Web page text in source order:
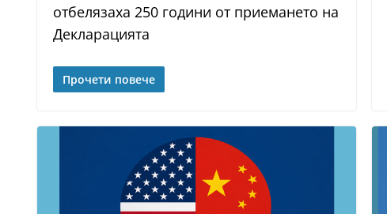
отбелязаха 250 години от приемането на
Декларацията
Прочети повече